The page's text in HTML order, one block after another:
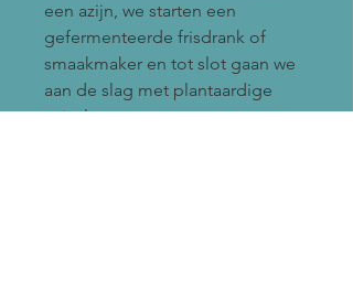
een azijn, we starten een
gefermenteerde frisdrank of
smaakmaker en tot slot gaan we
aan de slag met plantaardige
zuivel.